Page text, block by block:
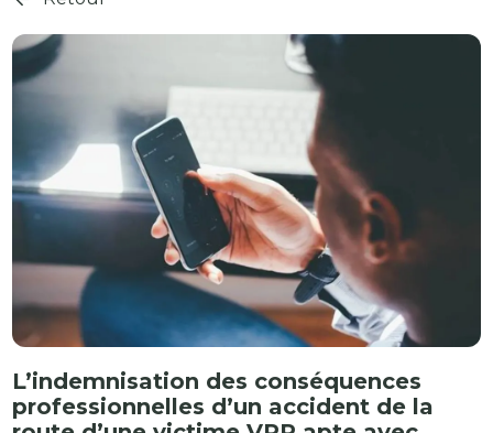
L’indemnisation des conséquences
professionnelles d’un accident de la